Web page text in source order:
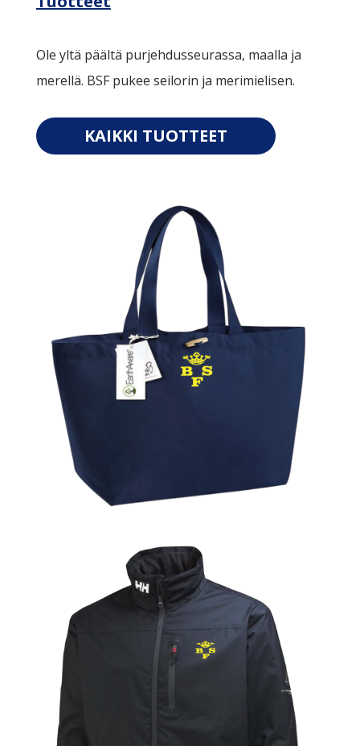
Ole yltä päältä purjehdusseurassa, maalla ja
merellä. BSF pukee seilorin ja merimielisen.
KAIKKI TUOTTEET